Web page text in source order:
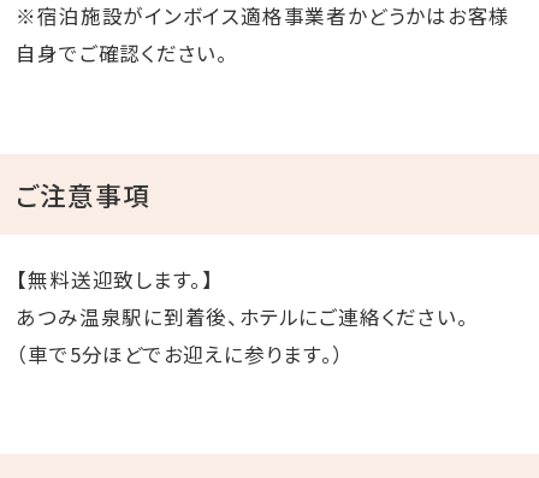
※宿泊施設がインボイス適格事業者かどうかはお客様
自身でご確認ください。
ご注意事項
【無料送迎致します。】
あつみ温泉駅に到着後、ホテルにご連絡ください。
（車で5分ほどでお迎えに参ります。）